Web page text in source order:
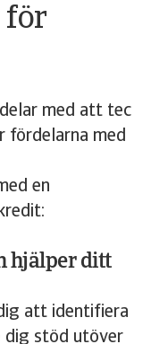
för
med att tec
fördelarna med
en
hjälper ditt
att identifiera
dig stöd utöver